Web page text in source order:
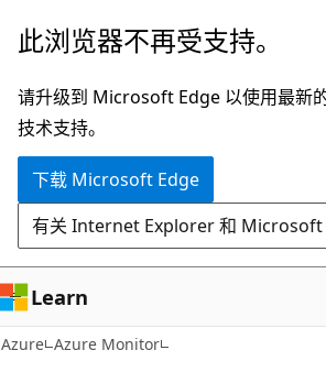
跳
主
要
内
此浏览器不再受支持。
请升级到 Microsoft Edge 以使用最新
技术支持。
下载 Microsoft Edge
有关 Internet Explorer 和 Microsoft
Learn
Azure Azure Monitor